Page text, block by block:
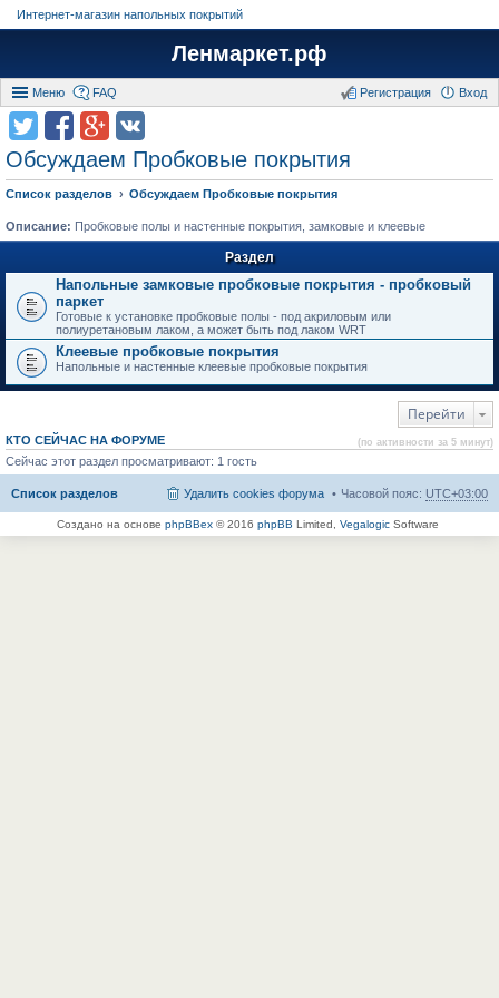
Интернет-магазин напольных покрытий
Ленмаркет.рф
Меню FAQ Вход
Регистрация
Обсуждаем Пробковые покрытия
Список разделов Обсуждаем Пробковые покрытия
Описание: Пробковые полы и настенные покрытия, замковые и клеевые
Раздел
Напольные замковые пробковые покрытия - пробковый
паркет
Готовые к установке пробковые полы - под акриловым или
полиуретановым лаком, а может быть под лаком WRT
Клеевые пробковые покрытия
Напольные и настенные клеевые пробковые покрытия
Перейти
КТО СЕЙЧАС НА ФОРУМЕ (по активности за 5 минут)
Сейчас этот раздел просматривают: 1 гость
Список разделов Часовой пояс: UTC+03:00
Удалить cookies форума
Создано на основе phpBBex© 2016 phpBB Limited, VegalogicSoftware